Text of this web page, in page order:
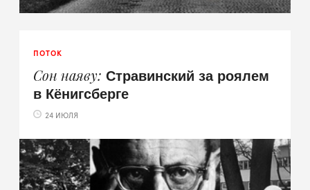
ПОТОК
Сон наяву Стравинский за роялем
в Кёнигсберге
24 ИЮЛЯ